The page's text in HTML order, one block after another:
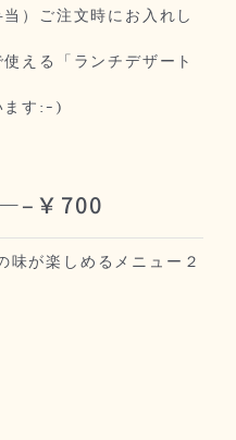
）ご注文時にお入れし
える「ランチデザート
ます:-)
￥700
楽しめるメニュー２